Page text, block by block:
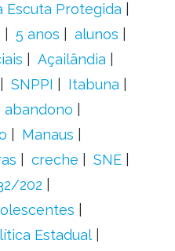
Escuta Protegida
5 anos
alunos
Açailândia
SNPPI
Itabuna
abandono
Manaus
creche
SNE
202
Estadual